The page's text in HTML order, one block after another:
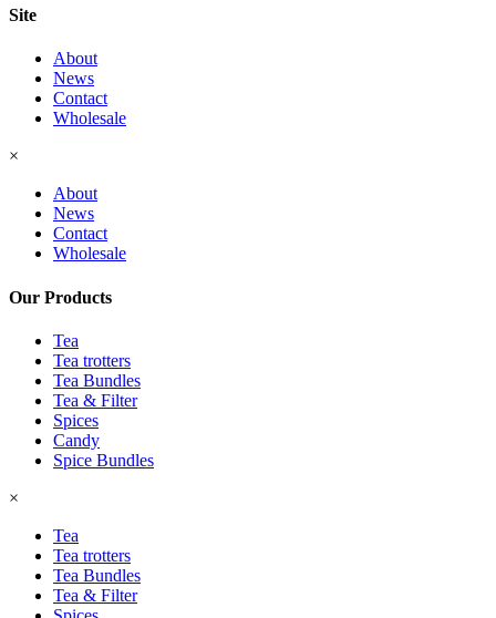
Site
About
News
Contact
Wholesale
×
About
News
Contact
Wholesale
Our Products
Tea
Tea trotters
Tea Bundles
Tea & Filter
Spices
Candy
Spice Bundles
×
Tea
Tea trotters
Tea Bundles
Tea & Filter